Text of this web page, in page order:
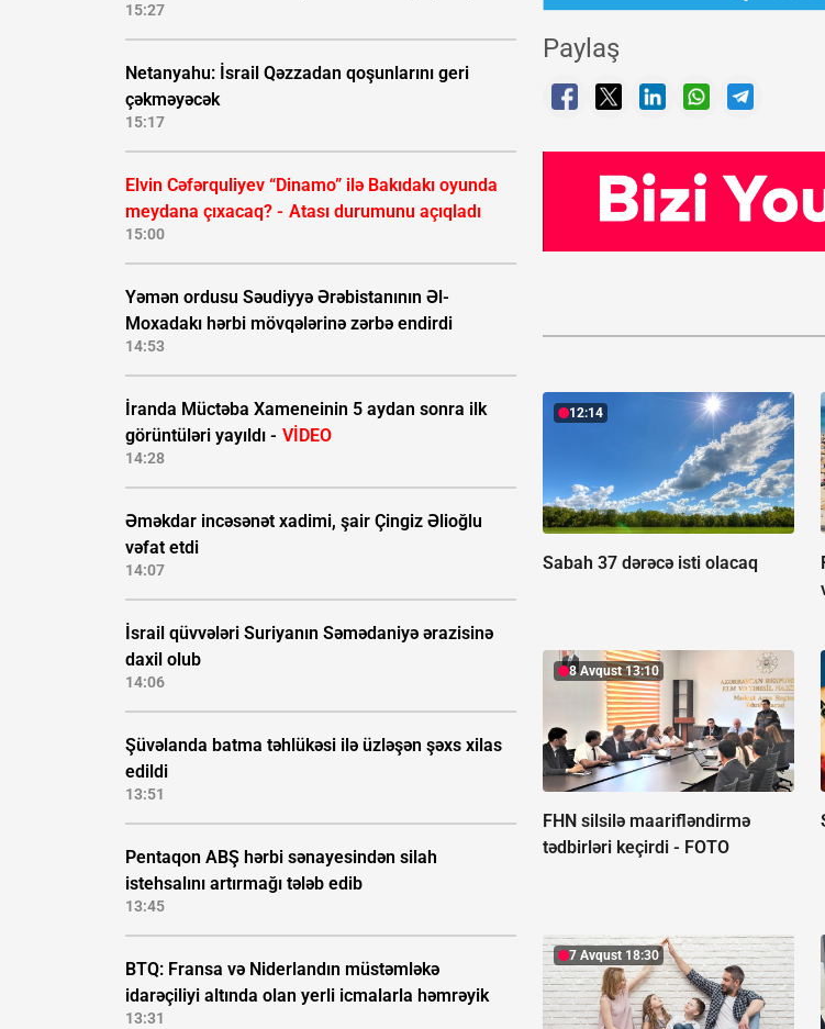
15:27
Netanyahu: İsrail Qəzzadan qoşunlarını geri
çəkməyəcək
15:17
Elvin Cəfərquliyev “Dinamo” ilə Bakıdakı oyunda
meydana çıxacaq? - Atası durumunu açıqladı
15:00
Yəmən ordusu Səudiyyə Ərəbistanının Əl-
Moxadakı hərbi mövqələrinə zərbə endirdi
14:53
İranda Müctəba Xameneinin 5 aydan sonra ilk
görüntüləri yayıldı - VİDEO
14:28
Əməkdar incəsənət xadimi, şair Çingiz Əlioğlu
vəfat etdi
14:07
İsrail qüvvələri Suriyanın Səmədaniyə ərazisinə
daxil olub
14:06
Şüvəlanda batma təhlükəsi ilə üzləşən şəxs xilas
edildi
13:51
Pentaqon ABŞ hərbi sənayesindən silah
istehsalını artırmağı tələb edib
13:45
BTQ: Fransa və Niderlandın müstəmləkə
idarəçiliyi altında olan yerli icmalarla həmrəyik
13:31
Paylaş
12:14
Sabah 37 dərəcə isti olacaq
8 Avqust 13:10
FHN silsilə maarifləndirmə
tədbirləri keçirdi - FOTO
7 Avqust 18:30